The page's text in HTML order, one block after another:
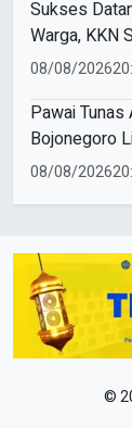
Sukses
Warga, KKN
Arsy Gelar
08/08/2026
Pawai
Bojonegoro
08/08/2026
©